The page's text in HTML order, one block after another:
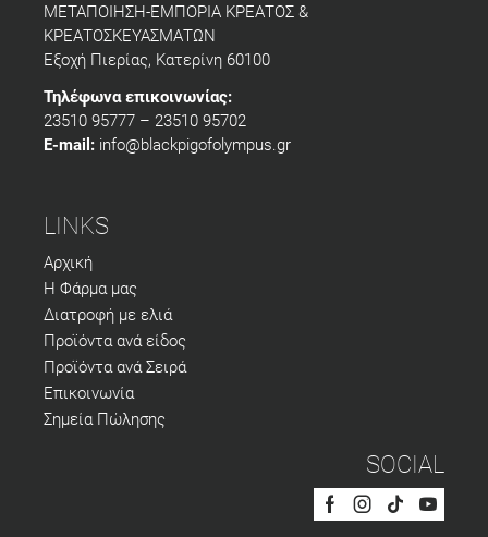
ΜΕΤΑΠΟΙΗΣΗ-ΕΜΠΟΡΙΑ ΚΡΕΑΤΟΣ &
ΚΡΕΑΤΟΣΚΕΥΑΣΜΑΤΩΝ
Εξοχή Πιερίας, Κατερίνη 60100
Τηλέφωνα επικοινωνίας:
23510 95777 – 23510 95702
E-mail: info@blackpigofolympus.gr
LINKS
Αρχική
Η Φάρμα μας
Διατροφή με ελιά
Προϊόντα ανά είδος
Προϊόντα ανά Σειρά
Επικοινωνία
Σημεία Πώλησης
SOCIAL